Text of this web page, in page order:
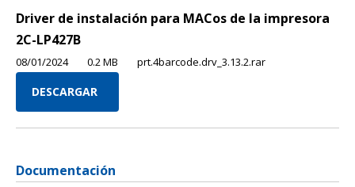
Driver de instalación para MACos de la impresora
2C-LP427B
08/01/2024 0.2 MB prt.4barcode.drv_3.13.2.rar
DESCARGAR
Documentación